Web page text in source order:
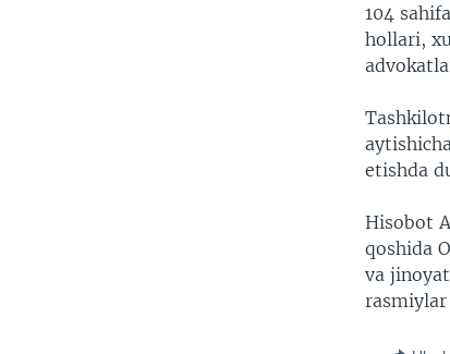
104
hollari,
etishda
Hisobot
qoshida
va